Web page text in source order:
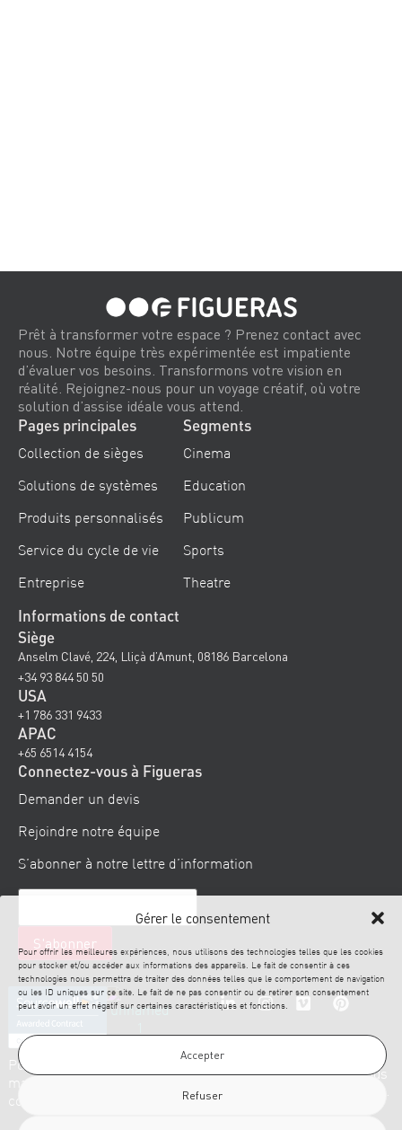
Gérer le consentement
Pour offrir les meilleures expériences, nous utilisons des technologies telles que les cookies
pour stocker et/ou accéder aux informations des appareils. Le fait de consentir à ces
technologies nous permettra de traiter des données telles que le comportement de navigation
ou les ID uniques sur ce site. Le fait de ne pas consentir ou de retirer son consentement
peut avoir un effet négatif sur certaines caractéristiques et fonctions.
Accepter
Refuser
Prêt à transformer votre espace ? Prenez contact avec
nous. Notre équipe très expérimentée est impatiente
d’évaluer vos besoins. Transformons votre vision en
réalité. Rejoignez-nous pour un voyage créatif, où votre
solution d’assise idéale vous attend.
Pages principales
Collection de sièges
Solutions de systèmes
Produits personnalisés
Service du cycle de vie
Entreprise
Segments
Cinema
Education
Publicum
Sports
Theatre
Informations de contact
Siège
Anselm Clavé, 224, Lliçà d’Amunt, 08186 Barcelona
+34 93 844 50 50
USA
+1 786 331 9433
APAC
+65 6514 4154
Connectez-vous à Figueras
Demander un devis
Rejoindre notre équipe
S’abonner à notre lettre d’information
Figueras. Tous
Politique en
matière de
cookies
MentionsPolitique
confidentialité